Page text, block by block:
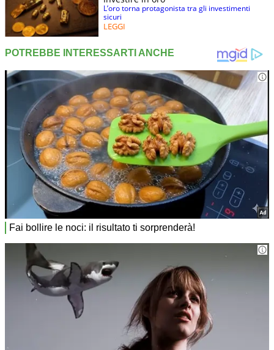
L’oro torna protagonista tra gli investimenti
sicuri
LEGGI